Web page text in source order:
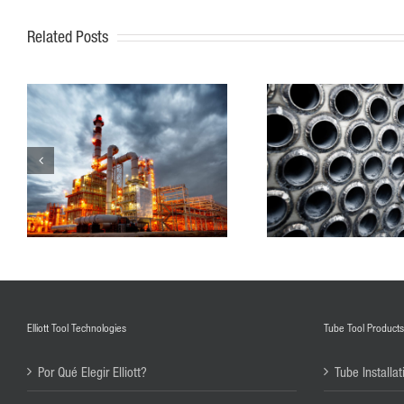
Related Posts
Paradas de planta de
refinería en verano
Problemas de
mantenimiento en las
uniones soldadas entre
tubos y placas de
tubos
Elliott Tool Technologies
Por Qué Elegir Elliott?
Tube Tool Products
Tube